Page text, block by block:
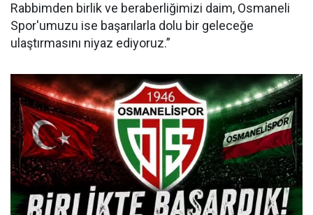
Rabbimden birlik ve beraberliğimizi daim, Osmaneli
Spor'umuzu ise başarılarla dolu bir geleceğe
ulaştırmasını niyaz ediyoruz.”